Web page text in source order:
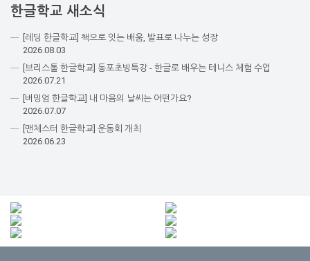
한글학교 새소식
[레딩 한글학교] 책으로 잇는 배움, 발표로 나누는 성장
2026.08.03
[브리스톨 한글학교] 동포초빙특강 - 한글로 배우는 테니스 체험 수업
2026.07.21
[버밍엄 한글학교] 내 마음의 날씨는 어떤가요?
2026.07.07
[맨체스터 한글학교] 운동회 개최
2026.06.23